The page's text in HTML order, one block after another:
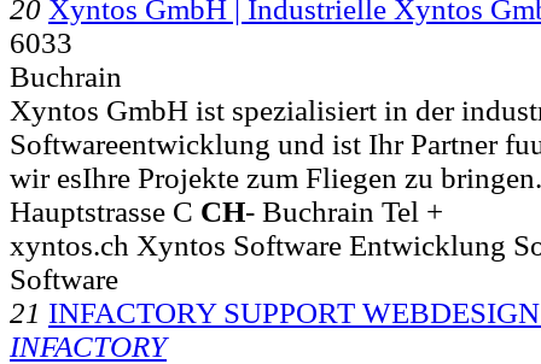
20 Xyntos GmbH | Industrielle Xyntos
6033
Buchrain
Xyntos GmbH ist spezialisiert in der
Softwareentwicklung und ist Ihr Partner
wir esIhre Projekte zum Fliegen zu
Hauptstrasse C CH- Buchrain Tel +
xyntos.ch Xyntos Software Entwicklung
Software
21 INFACTORY SUPPORT
INFACTORY